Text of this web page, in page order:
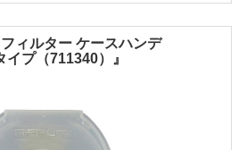
ィルター ケースハンデ
プ（711340）』